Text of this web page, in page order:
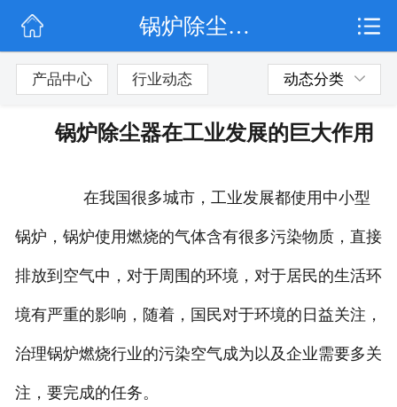
公司简介
联系我们
锅炉除尘器在工业发展的巨大作用
产品中心 行业动态 动态分类
锅炉除尘器在工业发展的巨大作用
在我国很多城市，工业发展都使用中小型
锅炉，锅炉使用燃烧的气体含有很多污染物质，直接
排放到空气中，对于周围的环境，对于居民的生活环
境有严重的影响，随着，国民对于环境的日益关注，
治理锅炉燃烧行业的污染空气成为以及企业需要多关
注，要完成的任务。